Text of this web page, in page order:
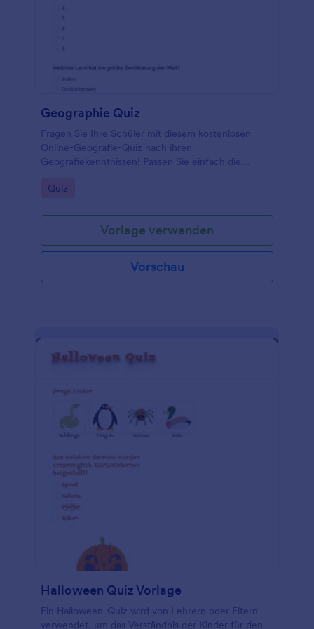
Geographie Quiz
Fragen Sie Ihre Schüler mit diesem kostenlosen
Online-Geografie-Quiz nach ihren
Geografiekenntnissen! Passen Sie einfach die
was Sie Ihrer Klasse beigebracht haben.
Go to Category:
Quiz
Vorlage verwenden
Vorschau
Halloween Quiz Vorlage
Ein Halloween-Quiz wird von Lehrern oder Eltern
verwendet, um das Verständnis der Kinder für den